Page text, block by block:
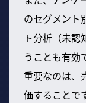
のセグメント
ト分析（未
うことも有効
重要なのは、
価することで